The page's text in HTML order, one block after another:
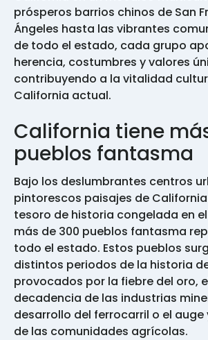
prósperos barrios chinos de San
Ángeles hasta las vibrantes
de todo el estado, cada grupo
herencia, costumbres y valores
contribuyendo a la vitalidad
California actual.
California tiene
pueblos fantasma
Bajo los deslumbrantes centros
pintorescos paisajes de
tesoro de historia congelada en
más de 300 pueblos fantasma
todo el estado. Estos pueblos
distintos periodos de la historia
provocados por la fiebre del oro,
decadencia de las industrias
desarrollo del ferrocarril o el
de las comunidades agrícolas.